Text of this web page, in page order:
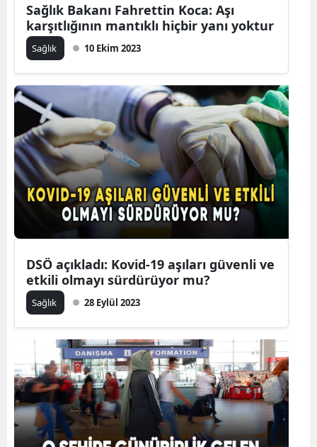
Sağlık Bakanı Fahrettin Koca: Aşı
karşıtlığının mantıklı hiçbir yanı yoktur
Sağlık 10 Ekim 2023
DSÖ açıkladı: Kovid-19 aşıları güvenli ve
etkili olmayı sürdürüyor mu?
Sağlık 28 Eylül 2023